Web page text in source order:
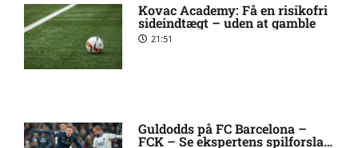
Frederik Carstensen ude:
seneste nyt hos Sarpsborg 08
FF
8:43 am
hos IF Elfsborg
Kovac Academy: Få en risikofri
sideindtægt – uden at gamble
21:51
Guldodds på FC Barcelona –
FCK – Se ekspertens spilforslag